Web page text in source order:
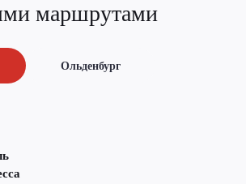
маршрутами
Ольденбург